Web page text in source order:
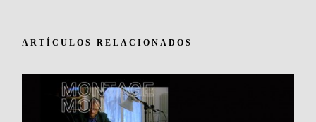
ARTÍCULOS RELACIONADOS